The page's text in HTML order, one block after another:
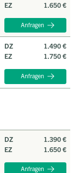
EZ
1.650 €
Anfragen
DZ
1.490 €
EZ
1.750 €
Anfragen
DZ
1.390 €
EZ
1.650 €
Anfragen